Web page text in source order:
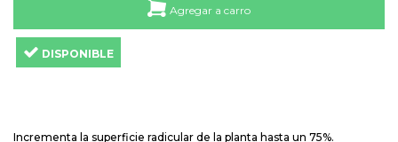
Agregar a carro
DISPONIBLE
Incrementa la superficie radicular de la planta hasta un 75%.